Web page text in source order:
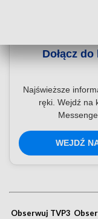
Dołącz do
Najświeższe
ręki. Wejdź na
WEJDŹ
Obserwuj TVP3